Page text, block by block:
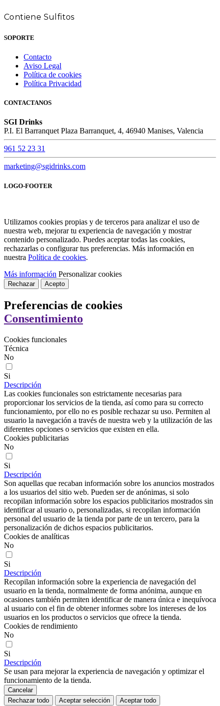
Contiene Sulfitos
SOPORTE
Contacto
Aviso Legal
Política de cookies
Política Privacidad
CONTACTANOS
SGI Drinks
P.I. El Barranquet Plaza Barranquet, 4, 46940 Manises, Valencia
961 52 23 31
marketing@sgidrinks.com
LOGO-FOOTER
Utilizamos cookies propias y de terceros para analizar el uso de
nuestra web, mejorar tu experiencia de navegación y mostrar
contenido personalizado. Puedes aceptar todas las cookies,
rechazarlas o configurar tus preferencias. Más información en
nuestra Política de cookies.
Más información Personalizar cookies
Rechazar Acepto
Preferencias de cookies
Consentimiento
Cookies funcionales
Técnica
No
Si
Descripción
Las cookies funcionales son estrictamente necesarias para
proporcionar los servicios de la tienda, así como para su correcto
funcionamiento, por ello no es posible rechazar su uso. Permiten al
usuario la navegación a través de nuestra web y la utilización de las
diferentes opciones o servicios que existen en ella.
Cookies publicitarias
No
Si
Descripción
Son aquellas que recaban información sobre los anuncios mostrados
a los usuarios del sitio web. Pueden ser de anónimas, si solo
recopilan información sobre los espacios publicitarios mostrados sin
identificar al usuario o, personalizadas, si recopilan información
personal del usuario de la tienda por parte de un tercero, para la
personalización de dichos espacios publicitarios.
Cookies de analíticas
No
Si
Descripción
Recopilan información sobre la experiencia de navegación del
usuario en la tienda, normalmente de forma anónima, aunque en
ocasiones también permiten identificar de manera única e inequívoca
al usuario con el fin de obtener informes sobre los intereses de los
usuarios en los productos o servicios que ofrece la tienda.
Cookies de rendimiento
No
Si
Descripción
Se usan para mejorar la experiencia de navegación y optimizar el
funcionamiento de la tienda.
Cancelar
Rechazar todo
Aceptar selección Aceptar todo